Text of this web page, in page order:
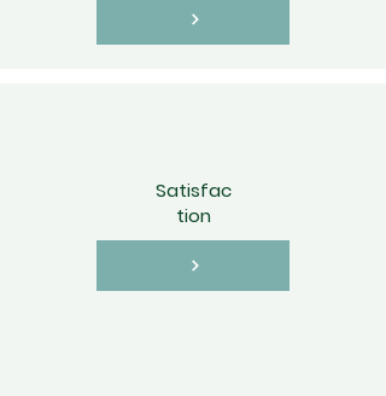
Satisfac
tion